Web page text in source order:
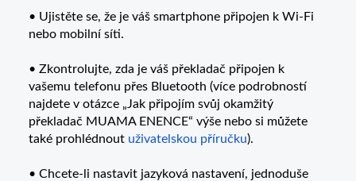
• Ujistěte se, že je váš smartphone připojen k Wi-Fi
nebo mobilní síti.
• Zkontrolujte, zda je váš překladač připojen k
vašemu telefonu přes Bluetooth (více podrobností
najdete v otázce „Jak připojím svůj okamžitý
překladač MUAMA ENENCE“ výše nebo si můžete
také prohlédnout uživatelskou příručku).
• Chcete-li nastavit jazyková nastavení, jednoduše